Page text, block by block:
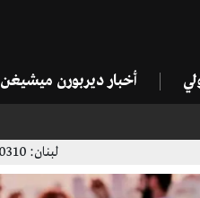
أخبار ديربورن ميشيغن
لبنان: 96171010310+ ديربورن: 13137751171+ | 13136996923+